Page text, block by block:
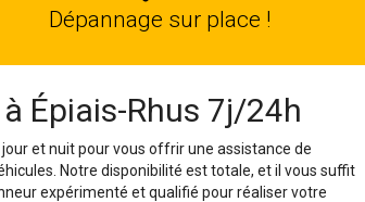
auto
Dépannage sur place !
Épiais-Rhus 7j/24h
et nuit pour vous offrir une assistance de
Notre disponibilité est totale, et il vous suffit
expérimenté et qualifié pour réaliser votre